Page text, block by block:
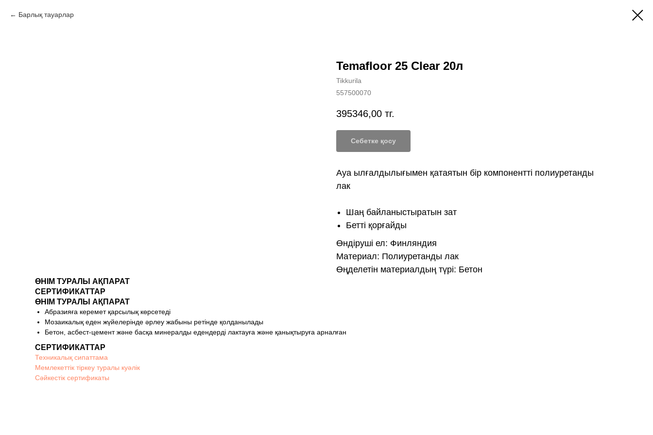
Барлық тауарлар
Temafloor 25 Clear 20л
Tikkurila
557500070
395346,00 тг.
Себетке қосу
Ауа ылғалдылығымен қатаятын бір компонентті полиуретанды
лак
Шаң байланыстыратын зат
Бетті қорғайды
Өндіруші ел: Финляндия
Материал: Полиуретанды лак
Өңделетін материалдың түрі: Бетон
ӨНІМ ТУРАЛЫ АҚПАРАТ
СЕРТИФИКАТТАР
ӨНІМ ТУРАЛЫ АҚПАРАТ
Абразияға керемет қарсылық көрсетеді
Мозаикалық еден жүйелерінде әрлеу жабыны ретінде қолданылады
Бетон, асбест-цемент және басқа минералды едендерді лактауға және қанықтыруға арналған
СЕРТИФИКАТТАР
Техникалық сипаттама
Мемлекеттік тіркеу туралы куәлік
Сәйкестік сертификаты